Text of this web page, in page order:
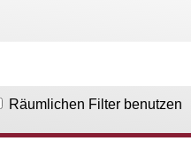
Räumlichen Filter benutzen